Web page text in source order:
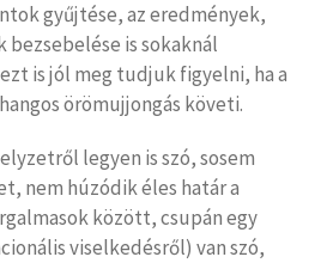
gyűjtése, az eredmények,
bezsebelése is sokaknál
is jól meg tudjuk figyelni, ha a
örömujjongás követi.
legyen is szó, sosem
nem húzódik éles határ a
között, csupán egy
viselkedésről) van szó,